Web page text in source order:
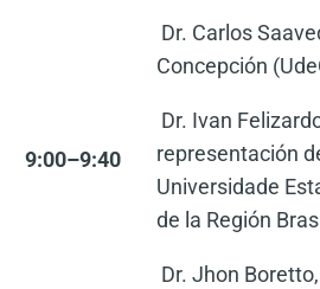
9:00–9:40
Dr. Carlos
Concepción
Dr. Ivan
representación
Universidade
de la Región
Dr. Jhon